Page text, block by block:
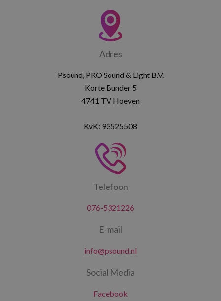
Adres
Psound, PRO Sound & Light B.V.
Korte Bunder 5
4741 TV Hoeven
KvK: 93525508
Telefoon
076-5321226
E-mail
info@psound.nl
Social Media
Facebook